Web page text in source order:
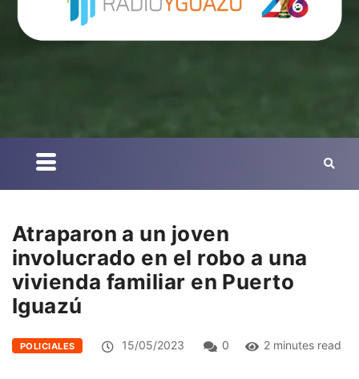
Atraparon a un joven
involucrado en el robo a una
vivienda familiar en Puerto
Iguazú
POLICIALES 15/05/2023 0 2 minutes read